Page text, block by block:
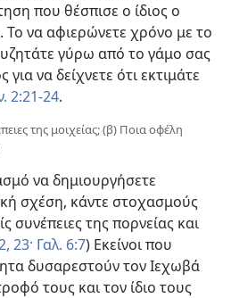
που θέσπισε ο ίδιος ο
Το να αφιερώνετε χρόνο με το
γύρω από το γάμο σας
για να δείχνετε ότι εκτιμάτε
2:21-24.
της μοιχείας; (β) Ποια οφέλη
να δημιουργήσετε
σχέση, κάντε στοχασμούς
συνέπειες της πορνείας και
23· Γαλ. 6:7) Εκείνοι που
δυσαρεστούν τον Ιεχωβά
τους και τον ίδιο τους